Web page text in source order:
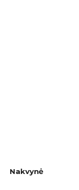
Nakvynė